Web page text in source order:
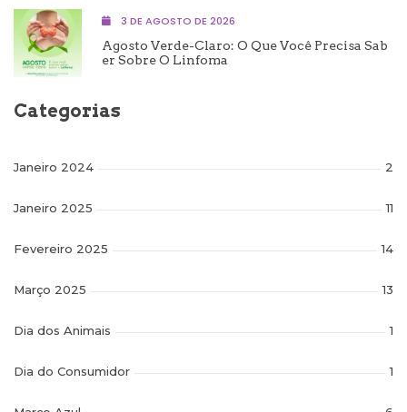
3 DE AGOSTO DE 2026
Agosto Verde-Claro: O Que Você Precisa Sab
Er Sobre O Linfoma
Categorias
Janeiro 2024 2
Janeiro 2025 11
Fevereiro 2025 14
Março 2025 13
Dia dos Animais 1
Dia do Consumidor 1